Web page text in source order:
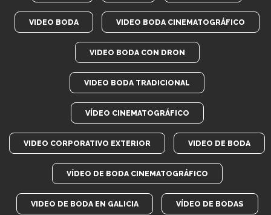
VIDEO BODA VIDEO BODA CINEMATOGRÁFICO
VIDEO BODA CON DRON
VIDEO BODA TRADICIONAL
VÍDEO CINEMATOGRÁFICO
VIDEO CORPORATIVO EXTERIOR VIDEO DE BODA
VÍDEO DE BODA CINEMATOGRÁFICO
VIDEO DE BODA EN GALICIA VÍDEO DE BODAS